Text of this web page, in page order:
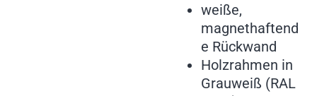
weiße,
magnethaftend
e Rückwand
Holzrahmen in
Grauweiß (RAL